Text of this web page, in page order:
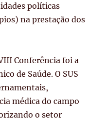
políticas
na prestação dos
Conferência foi a
de Saúde. O SUS
médica do campo
o setor